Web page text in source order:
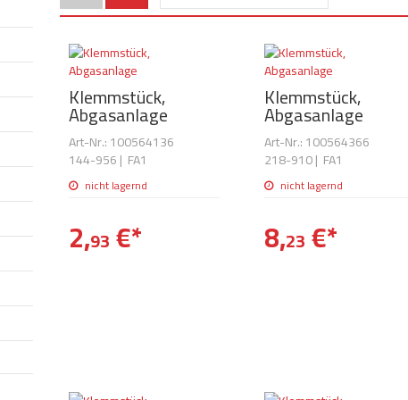
Klemmstück,
Abgasanlage
Art-Nr.: 100564136
144-956| FA1
nicht lagernd
2,93 €*
Klemmstück,
Abgasanlage
Art-Nr.: 100564366
218-910| FA1
nicht lagernd
8,23 €*